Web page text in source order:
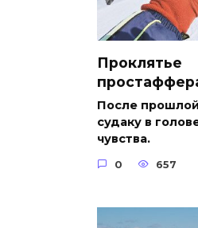
Проклятье
После
судаку в
чувства.
0 657